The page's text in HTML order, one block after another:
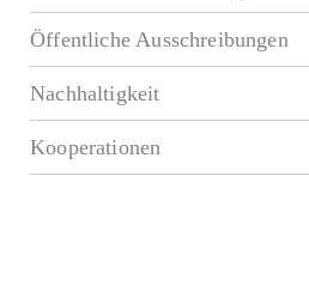
Öffentliche Ausschreibungen
Nachhaltigkeit
Kooperationen